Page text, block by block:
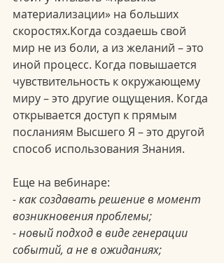
материализации» на больших
скоростях.Когда создаешь свой
мир не из боли, а из желаний – это
иной процесс. Когда повышается
чувствительность к окружающему
миру – это другие ощущения. Когда
открывается доступ к прямым
посланиям Высшего Я – это другой
способ использования Знания.
Еще на вебинаре:
- как создавать решение в момент
возникновения проблемы;
- новый подход в виде генерации
событий, а не в ожиданиях;